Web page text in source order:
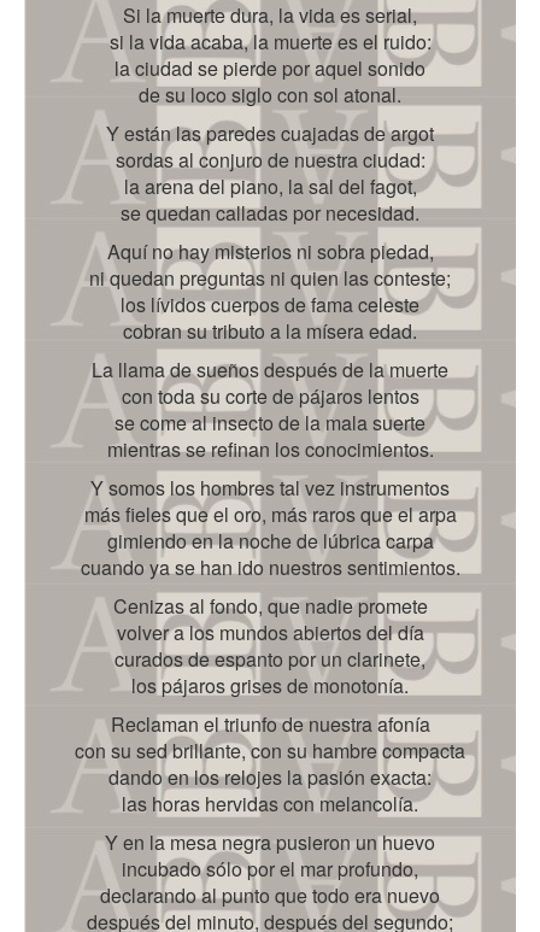
Si la muerte dura, la vida es serial,
si la vida acaba, la muerte es el ruido:
la ciudad se pierde por aquel sonido
de su loco siglo con sol atonal.
Y están las paredes cuajadas de argot
sordas al conjuro de nuestra ciudad:
la arena del piano, la sal del fagot,
se quedan calladas por necesidad.
Aquí no hay misterios ni sobra piedad,
ni quedan preguntas ni quien las conteste;
los lívidos cuerpos de fama celeste
cobran su tributo a la mísera edad.
La llama de sueños después de la muerte
con toda su corte de pájaros lentos
se come al insecto de la mala suerte
mientras se refinan los conocimientos.
Y somos los hombres tal vez instrumentos
más fieles que el oro, más raros que el arpa
gimiendo en la noche de lúbrica carpa
cuando ya se han ido nuestros sentimientos.
Cenizas al fondo, que nadie promete
volver a los mundos abiertos del día
curados de espanto por un clarinete,
los pájaros grises de monotonía.
Reclaman el triunfo de nuestra afonía
con su sed brillante, con su hambre compacta
dando en los relojes la pasión exacta:
las horas hervidas con melancolía.
Y en la mesa negra pusieron un huevo
incubado sólo por el mar profundo,
declarando al punto que todo era nuevo
después del minuto, después del segundo;